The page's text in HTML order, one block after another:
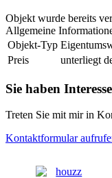
Objekt wurde bereits
Allgemeine
Objekt-Typ
Preis
unterliegt
Sie haben
Treten Sie mit mir in
Kontaktformular